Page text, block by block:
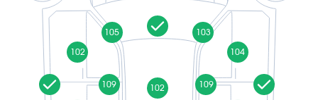
102
105
102
109
103
104
109